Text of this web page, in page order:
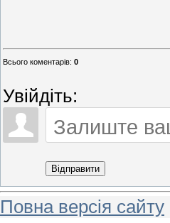
Всього коментарів: 0
Увійдіть:
Відправити
Повна версія сайту